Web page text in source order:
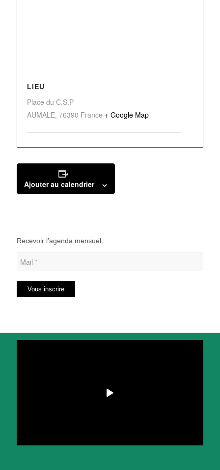
LIEU
Place du C.S.P
AUMALE, 76390 France + Google Map
Ajouter au calendrier
Recevoir l’agenda mensuel.